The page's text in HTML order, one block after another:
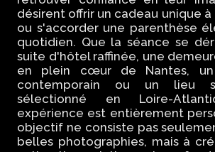
désirent offrir un cadeau unique
ou s'accorder une parenthèse
quotidien. Que la séance se
suite d'hôtel raffinée, une
en plein cœur de Nantes, un
contemporain ou un lieu
sélectionné en Loire-
expérience est entièrement
objectif ne consiste pas
belles photographies, mais à